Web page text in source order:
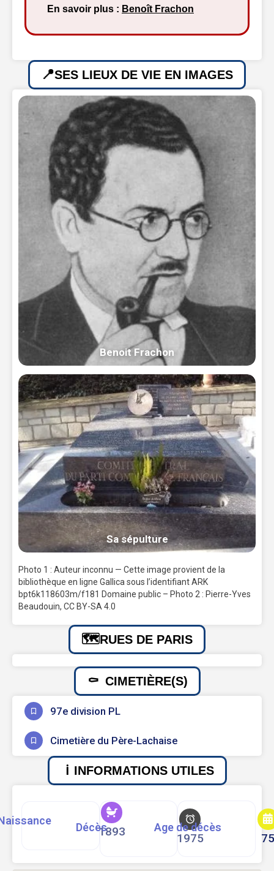
En savoir plus : Benoît Frachon
SES LIEUX DE VIE EN IMAGES
Benoit Frachon
Sa sépulture
Photo 1 : Auteur inconnu — Cette image provient de la
bibliothèque en ligne Gallica sous l’identifiant ARK
bpt6k118603m/f181 Domaine public – Photo 2 : Pierre-Yves
Beaudouin, CC BY-SA 4.0
RUES DE PARIS
CIMETIÈRE(S)
97e division PL
Cimetière du Père-Lachaise
INFORMATIONS UTILES
1893
Décès
1975
Age de décès